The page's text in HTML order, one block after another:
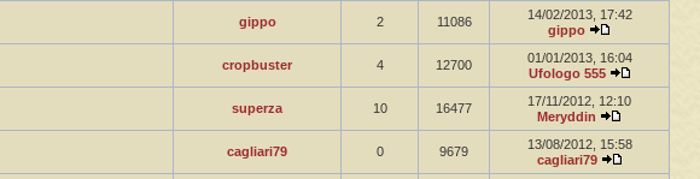
gippo 2 11086
14/02/2013, 17:42
gippo
cropbuster 4 12700
01/01/2013, 16:04
Ufologo 555
superza 10 16477
17/11/2012, 12:10
Meryddin
cagliari79 0 9679
13/08/2012, 15:58
cagliari79